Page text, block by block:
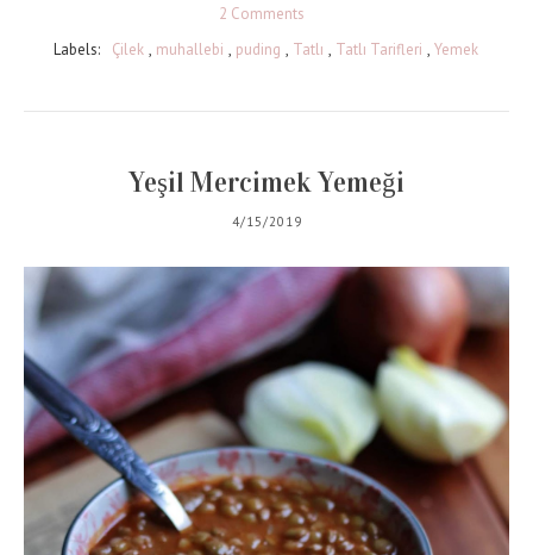
2 Comments
Labels:
Çilek , muhallebi , puding , Tatlı , Tatlı Tarifleri , Yemek
Yeşil Mercimek Yemeği
4/15/2019